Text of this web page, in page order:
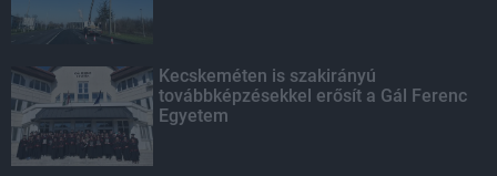
Kecskeméten is szakirányú
továbbképzésekkel erősít a Gál Ferenc
Egyetem